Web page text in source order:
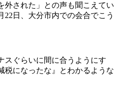
外された」との声も聞こえてい
日、大分市内での会合でこう
スぐらいに間に合うようにす
税になったな』とわかるような